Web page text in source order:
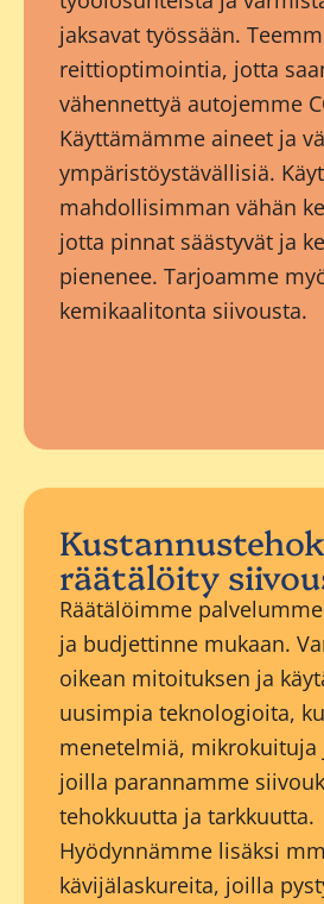
jaksavat työssään.
reittioptimointia, jotta
vähennettyä autojemme
Käyttämämme aineet ja
ympäristöystävällisiä.
mahdollisimman vähän
jotta pinnat säästyvät ja
pienenee. Tarjoamme
kemikaalitonta siivousta.
räätälöity
Räätälöimme
ja budjettinne mukaan.
oikean mitoituksen ja
uusimpia teknologioita,
menetelmiä, mikrokuituja
joilla parannamme
tehokkuutta ja tarkkuutta.
Hyödynnämme lisäksi
kävijälaskureita, joilla